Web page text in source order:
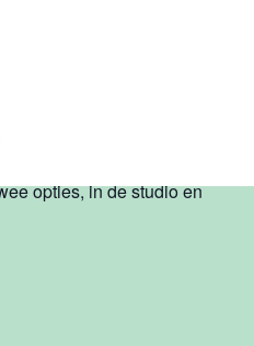
opties, in de studio en